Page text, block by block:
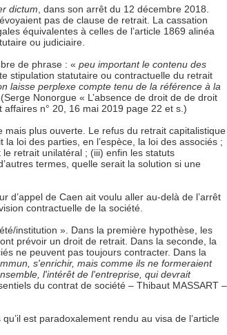
dictum , dans son arrêt du 12 décembre 2018.
pas de clause de retrait. La cassation
équivalentes à celles de l’article 1869 alinéa
ou judiciaire.
de phrase : « peu important le contenu des
stipulation statutaire ou contractuelle du retrait
laisse perplexe compte tenu de la référence à la
Nonorgue « L’absence de droit de de droit
n° 20, 16 mai 2019 page 22 et s.)
mais plus ouverte. Le refus du retrait capitalistique
loi des parties, en l’espèce, la loi des associés ;
retrait unilatéral ; (iii) enfin les statuts
termes, quelle serait la solution si une
d’appel de Caen ait voulu aller au-delà de l’arrêt
contractuelle de la société.
institution ». Dans la première hypothèse, les
prévoir un droit de retrait. Dans la seconde, la
ne peuvent pas toujours contracter. Dans la
s'enrichir, mais comme ils ne formeraient
l'intérêt de l'entreprise, qui devrait
du contrat de société – Thibaut MASSART –
est paradoxalement rendu au visa de l’article